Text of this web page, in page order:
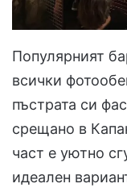
Популярният
всички
пъстрата си
срещано в
част е уютно
идеален